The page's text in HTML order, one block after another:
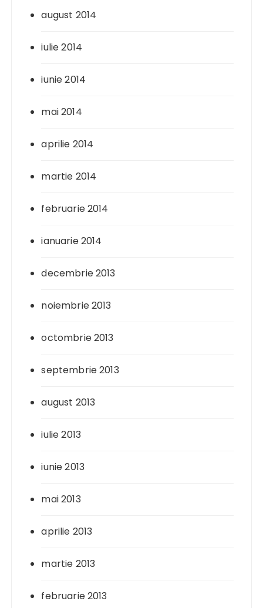
august 2014
iulie 2014
iunie 2014
mai 2014
aprilie 2014
martie 2014
februarie 2014
ianuarie 2014
decembrie 2013
noiembrie 2013
octombrie 2013
septembrie 2013
august 2013
iulie 2013
iunie 2013
mai 2013
aprilie 2013
martie 2013
februarie 2013